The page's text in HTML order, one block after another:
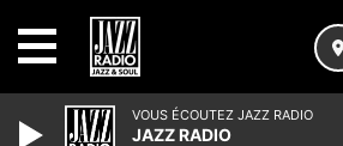
VOUS ÉCOUTEZ JAZZ RADIO
JAZZ RADIO